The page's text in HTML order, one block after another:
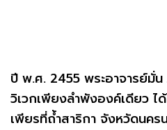
ปี พ.ศ. 2455 พระอาจารย์มั่
วิเวกเพียงลำพังองค์เดียว
เพียรที่ถ้ำสาริกา จังหวัดนคร